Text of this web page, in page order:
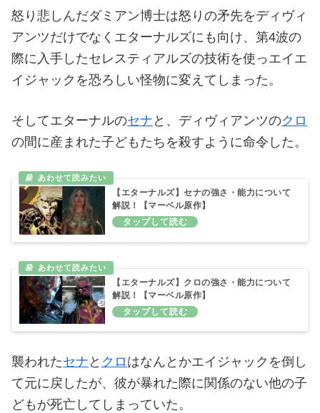
怒り悲しんだダミアン博士は怒りの矛先をディヴィ
アンツだけでなくエターナルズにも向け、第4波の
際に入手したセレスティアルズの技術を使っエイエ
イジャックを恐ろしい怪物に変えてしまった。
そしてエターナルのセナ と、ディヴィアンツのクロ
の間に産まれた子どもたちを殺すように命令した。
【エターナルズ】セナの強さ・能力について
解説！【マーベル原作】
【エターナルズ】クロの強さ・能力について
解説！【マーベル原作】
襲われたセナ と クロ はなんとかエイジャックを倒し
て元に戻したが、彼が暴れた際に関係のない他の子
どもが死亡してしまっていた。